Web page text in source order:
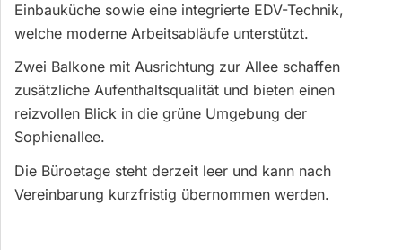
Einbauküche sowie eine integrierte EDV-Technik,
welche moderne Arbeitsabläufe unterstützt.
Zwei Balkone mit Ausrichtung zur Allee schaffen
zusätzliche Aufenthaltsqualität und bieten einen
reizvollen Blick in die grüne Umgebung der
Sophienallee.
Die Büroetage steht derzeit leer und kann nach
Vereinbarung kurzfristig übernommen werden.